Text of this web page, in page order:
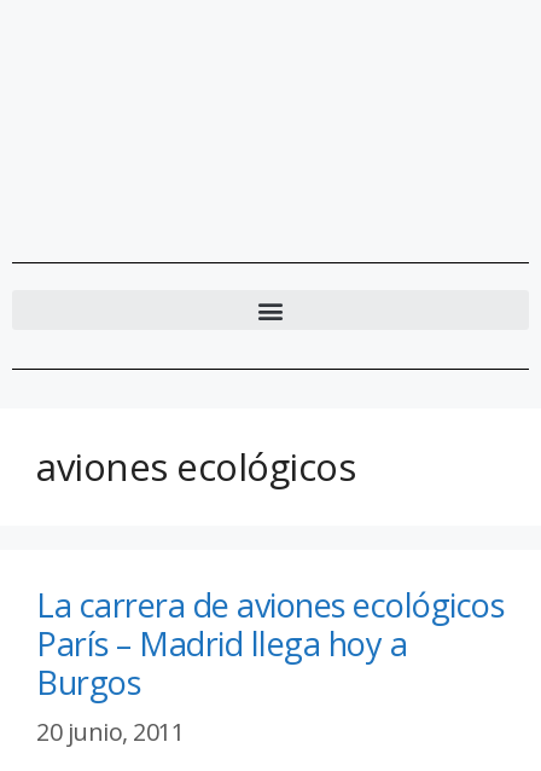
aviones ecológicos
La carrera de aviones ecológicos
París – Madrid llega hoy a
Burgos
20 junio, 2011